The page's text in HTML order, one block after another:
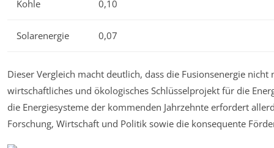
Kohle 0,10
Solarenergie 0,07
Dieser Vergleich macht deutlich, dass die Fusionsenergie
wirtschaftliches und ökologisches Schlüsselprojekt für die
die Energiesysteme der kommenden Jahrzehnte erfordert
Forschung, Wirtschaft und Politik sowie die konsequente